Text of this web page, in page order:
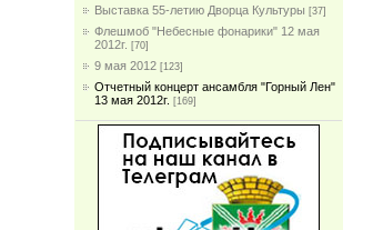
Выставка 55-летию Дворца Культуры [37]
Флешмоб "Небесные фонарики" 12 мая
2012г. [70]
9 мая 2012 [123]
Отчетный концерт ансамбля "Горный Лен"
13 мая 2012г. [169]